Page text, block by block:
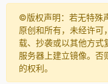
©️版权声明：若无特殊
原创和所有，未经许可
载、抄袭或以其他方式
服务器上建立镜像。否
的权利。